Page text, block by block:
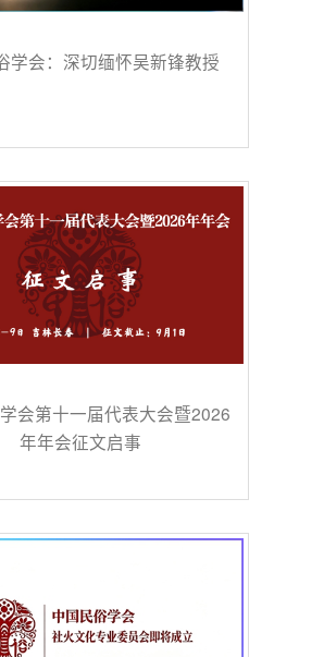
学会：深切缅怀吴新锋教授
会第十一届代表大会暨2026
年年会征文启事